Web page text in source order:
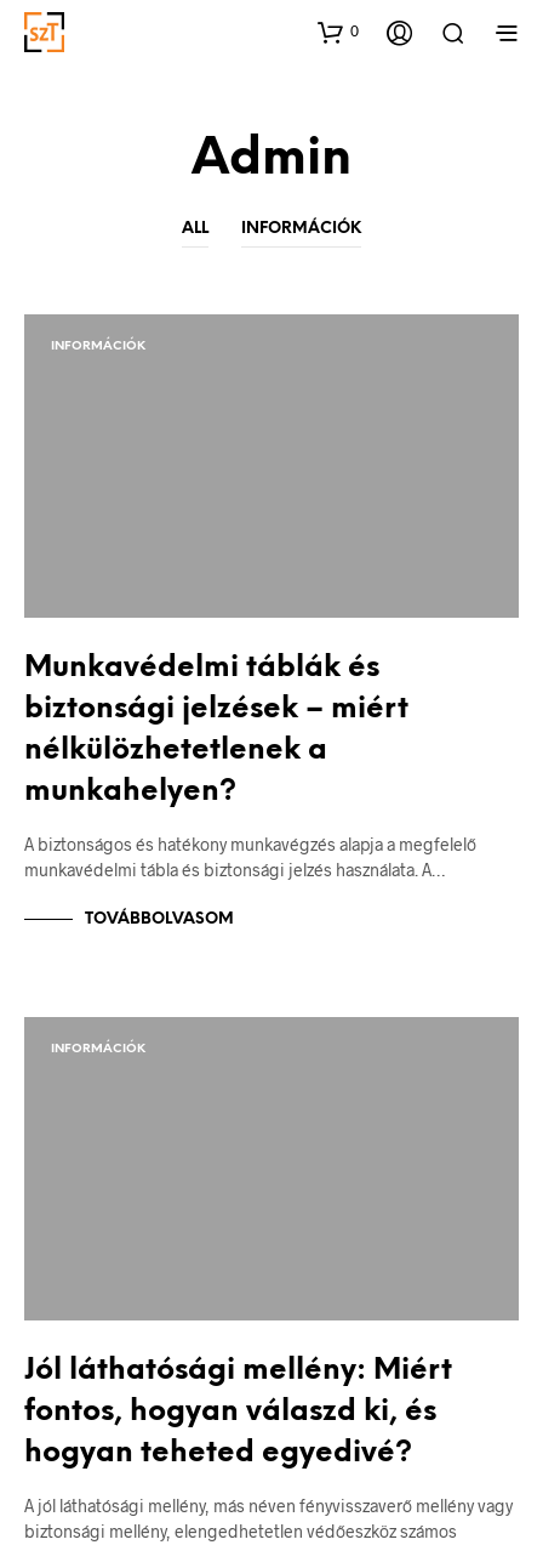
0
Admin
ALL INFORMÁCIÓK
INFORMÁCIÓK
Munkavédelmi táblák és
biztonsági jelzések – miért
nélkülözhetetlenek a
munkahelyen?
A biztonságos és hatékony munkavégzés alapja a megfelelő
munkavédelmi tábla és biztonsági jelzés használata. A…
TOVÁBBOLVASOM
INFORMÁCIÓK
Jól láthatósági mellény: Miért
fontos, hogyan válaszd ki, és
hogyan teheted egyedivé?
A jól láthatósági mellény, más néven fényvisszaverő mellény vagy
biztonsági mellény, elengedhetetlen védőeszköz számos